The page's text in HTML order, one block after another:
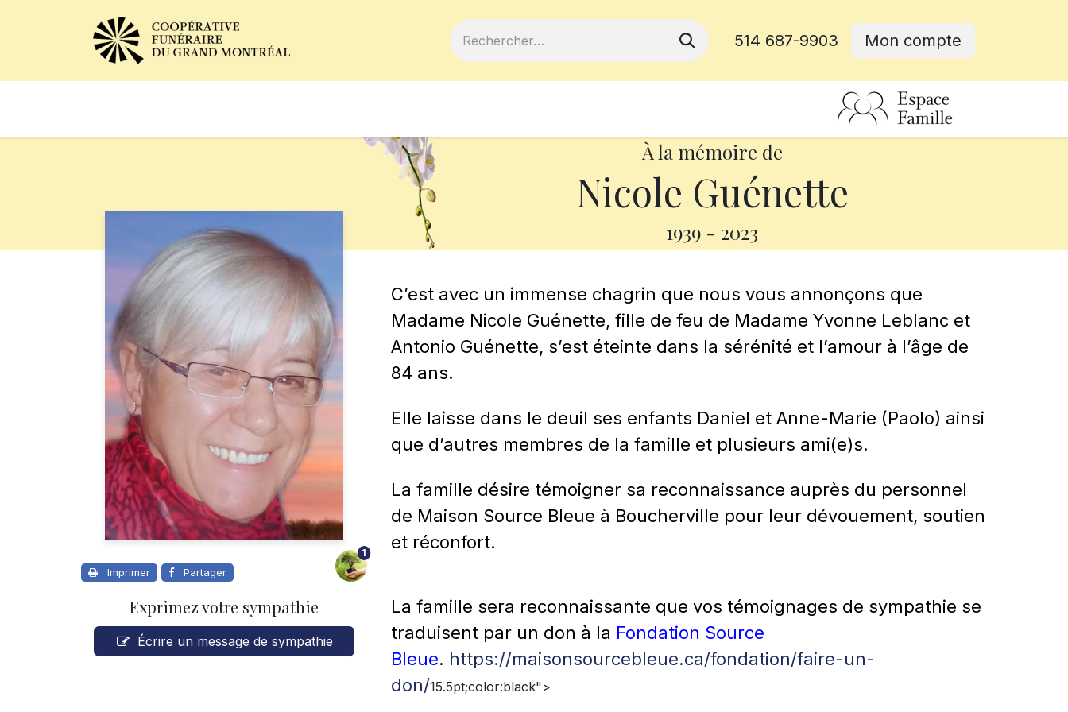
514 687-9903 Mon compte
À la mémoire de
Nicole Guénette
1939 - 2023
Imprimer Partager
1
Exprimez votre sympathie
Écrire un message de sympathie
C’est avec un immense chagrin que nous vous annonçons que
Madame Nicole Guénette, fille de feu de Madame Yvonne Leblanc et
Antonio Guénette, s’est éteinte dans la sérénité et l’amour à l’âge de
84 ans.
Elle laisse dans le deuil ses enfants Daniel et Anne-Marie (Paolo) ainsi
que d’autres membres de la famille et plusieurs ami(e)s.
La famille désire témoigner sa reconnaissance auprès du personnel
de Maison Source Bleue à Boucherville pour leur dévouement, soutien
et réconfort.
La famille sera reconnaissante que vos témoignages de sympathie se
traduisent par un don à la Fondation Source
Bleue. https://maisonsourcebleue.ca/fondation/faire-un-
don/15.5pt;color:black">